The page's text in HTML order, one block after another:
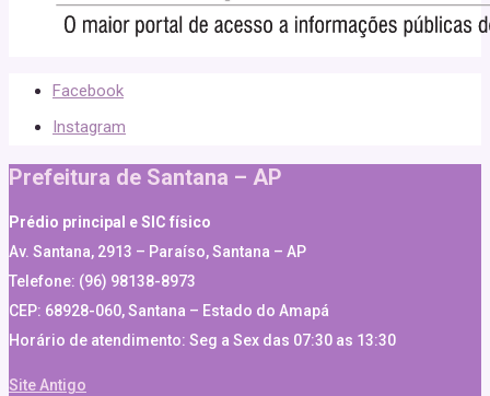
Facebook
Instagram
Prefeitura de Santana – AP
Prédio principal e SIC físico
Av. Santana, 2913 – Paraíso, Santana – AP
Telefone: (96) 98138-8973
CEP: 68928-060, Santana – Estado do Amapá
Horário de atendimento: Seg a Sex das 07:30 as 13:30
Site Antigo